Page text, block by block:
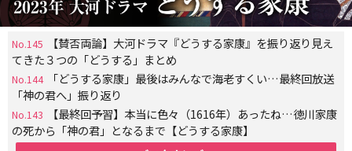
No.145
【賛否両論】大河ドラマ『どうする家康』を振り返り見え
てきた３つの「どうする」まとめ
No.144
「どうする家康」最後はみんなで海老すくい…最終回放送
「神の君へ」振り返り
No.143
【最終回予習】本当に色々（1616年）あったね…徳川家康
の死から「神の君」となるまで【どうする家康】